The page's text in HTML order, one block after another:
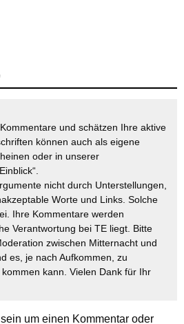
und schätzen Ihre aktive
können auch als eigene
oder in unserer
nicht durch Unterstellungen,
Worte und Links. Solche
Ihre Kommentare werden
Verantwortung bei TE liegt. Bitte
zwischen Mitternacht und
es, je nach Aufkommen, zu
kann. Vielen Dank für Ihr
um einen Kommentar oder